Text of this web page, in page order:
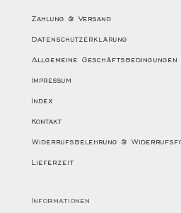
Zahlung & Versand
Datenschutzerklärung
Allgemeine Geschäftsbedingungen
Impressum
Index
Kontakt
Widerrufsbelehrung &
Lieferzeit
Informationen